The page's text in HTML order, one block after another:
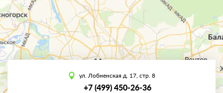
ул. Лобненская д. 17, стр. 8
+7 (499) 450-26-36